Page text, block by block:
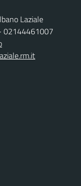
Laziale
02144461007